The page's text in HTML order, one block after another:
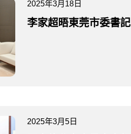
2025年3月18日
李家超晤東莞市委書記
2025年3月5日